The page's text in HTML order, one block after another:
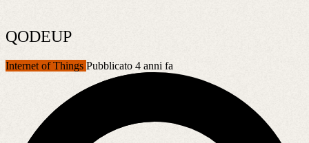
QODEUP
Internet of Things Pubblicato 4 anni fa